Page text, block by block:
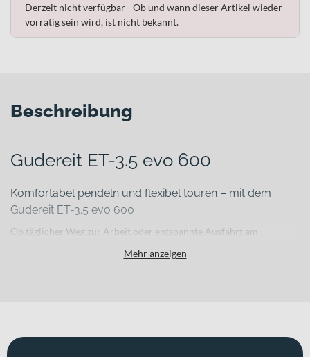
Derzeit nicht verfügbar - Ob und wann dieser Artikel wieder
vorrätig sein wird, ist nicht bekannt.
Beschreibung
Gudereit ET-3.5 evo 600
Komfortabel pendeln und flexibel touren – mit dem
Gudereit ET-3.5 evo 600
Ob täglicher Weg zur Arbeit oder entspannte Ausfahrt am
zuverlässig unterstützt, komfortabel fährt und technisch
Für welche Einsätze eignet sich dieses Bike?
Mehr anzeigen